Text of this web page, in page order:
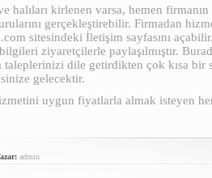
halıları kirlenen varsa, hemen firmanın
gerçekleştirebilir. Firmadan
sitesindeki İletişim sayfasını
ziyaretçilerle paylaşılmıştır.
taleplerinizi dile getirdikten çok kısa bir
gelecektir.
uygun fiyatlarla almak isteyen
admin